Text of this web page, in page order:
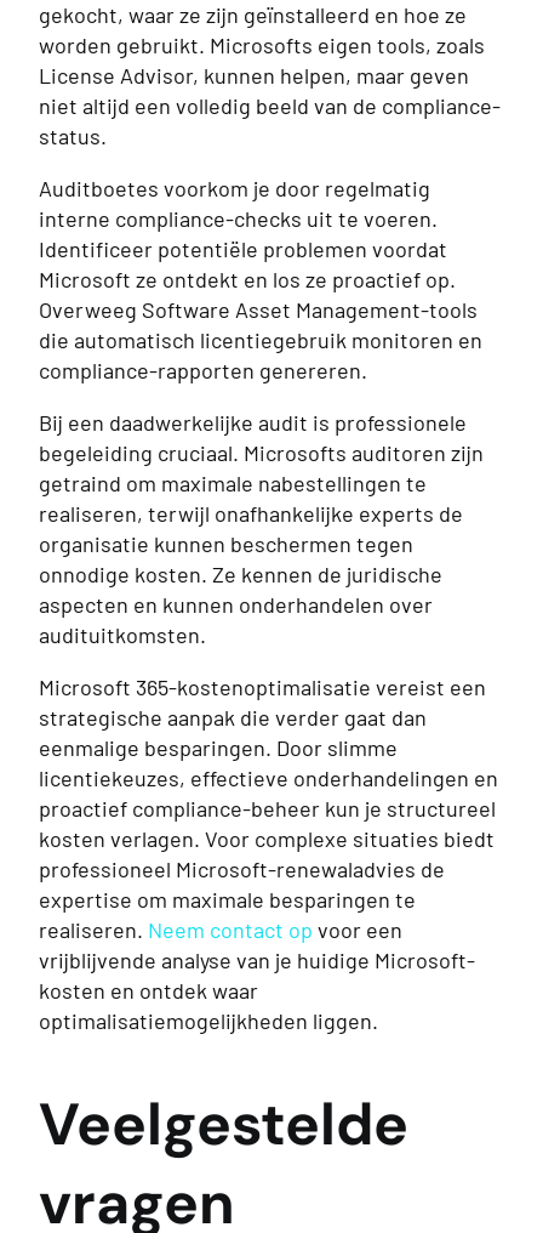
gekocht, waar ze zijn geïnstalleerd en hoe ze
worden gebruikt. Microsofts eigen tools, zoals
License Advisor, kunnen helpen, maar geven
niet altijd een volledig beeld van de compliance-
status.
Auditboetes voorkom je door regelmatig
interne compliance-checks uit te voeren.
Identificeer potentiële problemen voordat
Microsoft ze ontdekt en los ze proactief op.
Overweeg Software Asset Management-tools
die automatisch licentiegebruik monitoren en
compliance-rapporten genereren.
Bij een daadwerkelijke audit is professionele
begeleiding cruciaal. Microsofts auditoren zijn
getraind om maximale nabestellingen te
realiseren, terwijl onafhankelijke experts de
organisatie kunnen beschermen tegen
onnodige kosten. Ze kennen de juridische
aspecten en kunnen onderhandelen over
audituitkomsten.
Microsoft 365-kostenoptimalisatie vereist een
strategische aanpak die verder gaat dan
eenmalige besparingen. Door slimme
licentiekeuzes, effectieve onderhandelingen en
proactief compliance-beheer kun je structureel
kosten verlagen. Voor complexe situaties biedt
professioneel Microsoft-renewaladvies de
expertise om maximale besparingen te
realiseren. Neem contact op voor een
vrijblijvende analyse van je huidige Microsoft-
kosten en ontdek waar
optimalisatiemogelijkheden liggen.
Veelgestelde
vragen